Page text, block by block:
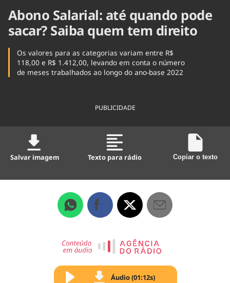
Abono Salarial: até quando pode
sacar? Saiba quem tem direito
Os valores para as categorias variam entre R$
118,00 e R$ 1.412,00, levando em conta o número
de meses trabalhados ao longo do ano-base 2022
PUBLICIDADE
Salvar imagem Texto para rádio Copiar o texto
Áudio (01:12s)